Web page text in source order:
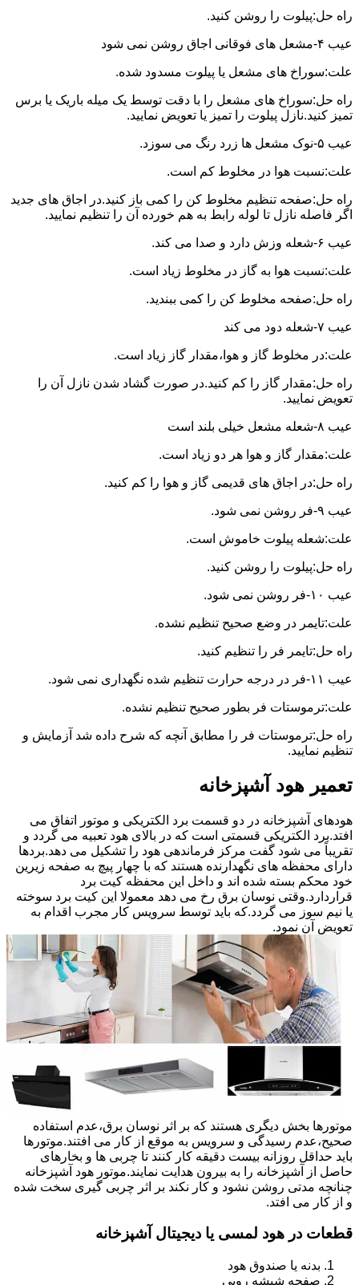
راه حل:پیلوت را روشن کنید.
عیب ۴-مشعل های فوقانی اجاق روشن نمی شود
علت:سوراخ های مشعل یا پیلوت مسدود شده.
راه حل:سوراخ های مشعل را با دقت توسط یک میله باریک یا برس
تمیز کنید.نازل پیلوت را تمیز یا تعویض نمایید.
عیب ۵-نوک مشعل ها زرد رنگ می سوزد.
علت:نسبت هوا در مخلوط کم است.
راه حل:صفحه تنظیم مخلوط کن را کمی باز کنید.در اجاق های جدید
اگر فاصله نازل تا لوله رابط به هم خورده آن را تنظیم نمایید.
عیب ۶-شعله وزش دارد و صدا می کند.
علت:نسبت هوا به گاز در مخلوط زیاد است.
راه حل:صفحه مخلوط کن را کمی ببندید.
عیب ۷-شعله دود می کند
علت:در مخلوط گاز و هوا،مقدار گاز زیاد است.
راه حل:مقدار گاز را کم کنید.در صورت گشاد شدن نازل آن را
تعویض نمایید.
عیب ۸-شعله مشعل خیلی بلند است
علت:مقدار گاز و هوا هر دو زیاد است.
راه حل:در اجاق های قدیمی گاز و هوا را کم کنید.
عیب ۹-فر روشن نمی شود.
علت:شعله پیلوت خاموش است.
راه حل:پیلوت را روشن کنید.
عیب ۱۰-فر روشن نمی شود.
علت:تایمر در وضع صحیح تنظیم نشده.
راه حل:تایمر فر را تنظیم کنید.
عیب ۱۱-فر در درجه حرارت تنظیم شده نگهداری نمی شود.
علت:ترموستات فر بطور صحیح تنظیم نشده.
راه حل:ترموستات فر را مطابق آنچه که شرح داده شد آزمایش و
تنظیم نمایید.
تعمیر هود آشپزخانه
هودهای آشپزخانه در دو قسمت برد الکتریکی و موتور اتفاق می
افتد.برد الکتریکی قسمتی است که در بالای هود تعبیه می گردد و
تقریباً می شود گفت مرکز فرماندهی هود را تشکیل می دهد.بردها
دارای محفظه های نگهدارنده هستند که با چهار پیچ به صفحه زیرین
خود محکم بسته شده اند و داخل این محفظه کیت برد
قراردارد.وقتی نوسان برق رخ می دهد معمولا این کیت برد سوخته
یا نیم سوز می گردد.که باید توسط سرویس کار مجرب اقدام به
تعویض آن نمود.
موتورها بخش دیگری هستند که بر اثر نوسان برق،عدم استفاده
صحیح،عدم رسیدگی و سرویس به موقع از کار می افتند.موتورها
باید حداقل روزانه بیست دقیقه کار کنند تا چربی ها و بخارهای
حاصل از آشپزخانه را به بیرون هدایت نمایند.موتور هود آشپزخانه
چنانچه مدتی روشن نشود و کار نکند بر اثر چربی گیری سخت شده
و از کار می افتد.
قطعات در هود لمسی یا دیجیتال آشپزخانه
بدنه یا صندوق هود
صفحه شیشه رویی